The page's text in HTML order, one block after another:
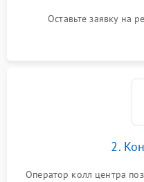
Оставьте заявку на
2.
Оператор колл центра